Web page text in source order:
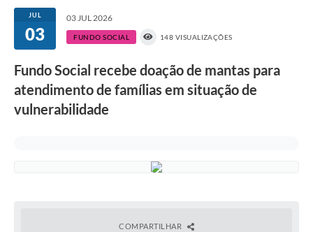
Secretarias
Serviços Online
LEIS MUNICIPAIS
FORMULÁRIOS
JUL
03
03 JUL 2026
FUNDO SOCIAL 148 VISUALIZAÇÕES
Fundo Social recebe doação de mantas para
atendimento de famílias em situação de
vulnerabilidade
COMPARTILHAR